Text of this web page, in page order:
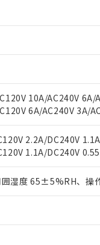
10A/AC240V 6A/
6A/AC240V 3A/
2.2A/DC240V 1.1A
1.1A/DC240V
湿度 65±5%RH、操
同意のうえご利用くだ
機器事業取扱商品の当
品の中には、本サービ
会結果は、記載して
での実際の在庫およ
価格はお客様のお取
さい。
や当社販売拠点は「販
結果を当社の事前の承
10物質）の非含有に
10物質）の非含有の
形物で、有害物質有無
部品としていたもの
以下、 カドミウム(Cd)
臭化ビフェニル類(PBB)
別名：DOP) 1000ppm以
イソブチル (DIBP)
御機器に対する適用除外項目
閾値を超える意図的な使用
より、予定月が前後す
中国RoHSの基準値以
中国RoHSの基準値を
部門へお問い合わせ
：
、 Cd(カドミウム) : 100ppm
リ臭化ビフェニル類) :
フタル酸ジイソブチル) :
すべてが基準値以下
いて有害物質が外部
のうち、外国為替およ
の提供する場合は、日
ります。
、ミサイル、化学兵
せん。
者に販売する場合は、
販売に係わる関係者
り
が在庫あり
状況については、お客
売員にご確認ください)